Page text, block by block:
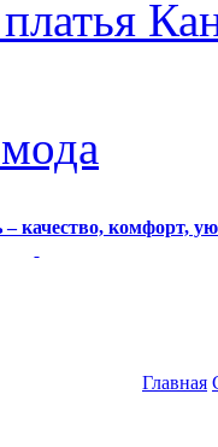
качество, комфорт,
Главная